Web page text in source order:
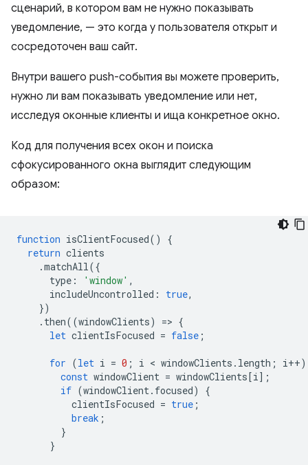
сценарий, в котором вам не нужно показывать
уведомление, — это когда у пользователя открыт и
сосредоточен ваш сайт.
Внутри вашего push-события вы можете проверить,
нужно ли вам показывать уведомление или нет,
исследуя оконные клиенты и ища конкретное окно.
Код для получения всех окон и поиска
сфокусированного окна выглядит следующим
образом:
function isClientFocused()
{
return clients
.matchAll({
type : 'window' ,
includeUncontrolled : true,
})
. then((windowClients) => {
let clientIsFocused = false ;
for (let i = 0 ; i < windowClients . length ; i++)
const windowClient = windowClients[i];
if (windowClient. focused)
{
clientIsFocused = true ;
break ;
}
}